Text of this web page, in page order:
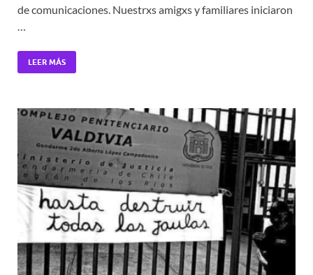
de comunicaciones. Nuestrxs amigxs y familiares iniciaron
LEER MÁS